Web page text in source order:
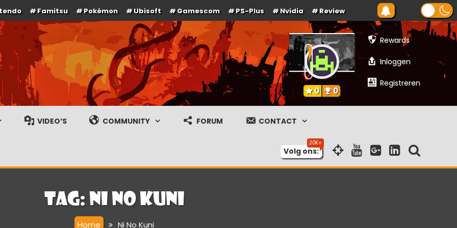
Famitsu Pokémon Ubisoft Gamescom PS-Plus Nvidia Review
gameplay streams
Rewards
Inloggen
Registreren
0 0
VIDEO’S COMMUNITY FORUM CONTACT
Volg ons:
Tag: Ni No Kuni
Home Ni No Kuni